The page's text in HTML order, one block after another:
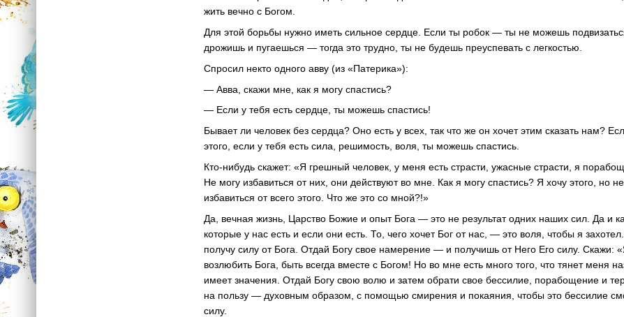
жить вечно с Богом.
Для этой борьбы нужно иметь сильное сердце. Если ты робок — ты не можешь
дрожишь и пугаешься — тогда это трудно, ты не будешь преуспевать с легкостью.
Спросил некто одного авву (из «Патерика»):
— Авва, скажи мне, как я могу спастись?
— Если у тебя есть сердце, ты можешь спастись!
Бывает ли человек без сердца? Оно есть у всех, так что же он хочет этим сказать нам?
этого, если у тебя есть сила, решимость, воля, ты можешь спастись.
Кто-нибудь скажет: «Я грешный человек, у меня есть страсти, ужасные страсти, я
Не могу избавиться от них, они действуют во мне. Как я могу спастись? Я хочу этого, но
избавиться от всего этого. Что же это со мной?!»
Да, вечная жизнь, Царство Божие и опыт Бога — это не результат одних наших сил. Да и
которые у нас есть и если они есть. То, чего хочет Бог от нас, — это воля, чтобы я
получу силу от Бога. Отдай Богу свое намерение — и получишь от Него Его силу. Скажи:
возлюбить Бога, быть всегда вместе с Богом! Но во мне есть много того, что тянет меня
имеет значения. Отдай Богу свою волю и затем обрати свое бессилие, порабощение и
на пользу — духовным образом, с помощью смирения и покаяния, чтобы это бессилие
силу.